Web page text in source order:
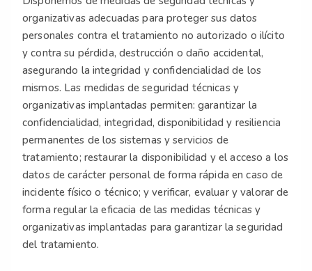
organizativas adecuadas para proteger sus datos
personales contra el tratamiento no autorizado o ilícito
y contra su pérdida, destrucción o daño accidental,
asegurando la integridad y confidencialidad de los
mismos. Las medidas de seguridad técnicas y
organizativas implantadas permiten: garantizar la
confidencialidad, integridad, disponibilidad y resiliencia
permanentes de los sistemas y servicios de
tratamiento; restaurar la disponibilidad y el acceso a los
datos de carácter personal de forma rápida en caso de
incidente físico o técnico; y verificar, evaluar y valorar de
forma regular la eficacia de las medidas técnicas y
organizativas implantadas para garantizar la seguridad
del tratamiento.